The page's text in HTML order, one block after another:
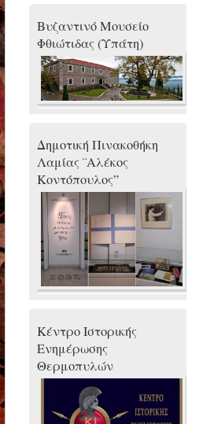
Βυζαντινό Μουσείο
Φθιώτιδας (Υπάτη)
Δημοτική Πινακοθήκη
Λαμίας ¨Αλέκος
Κοντόπουλος”
Κέντρο Ιστορικής
Ενημέρωσης
Θερμοπυλών